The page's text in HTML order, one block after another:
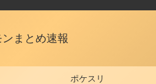
まとめ速報
ポケスリ